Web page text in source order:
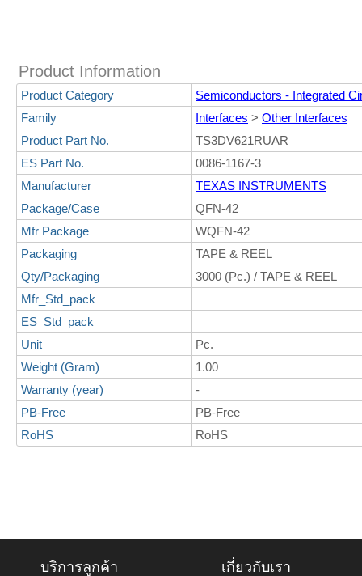
Product Information
Product Category
Semiconductors - Integrated
Family
Interfaces > Other Interfaces
Product Part No.
TS3DV621RUAR
ES Part No.
0086-1167-3
Manufacturer
TEXAS INSTRUMENTS
Package/Case
QFN-42
Mfr Package
WQFN-42
Packaging
TAPE & REEL
Qty/Packaging
3000 (Pc.) / TAPE & REEL
Mfr_Std_pack
ES_Std_pack
Unit
Pc.
Weight (Gram)
1.00
Warranty (year)
-
PB-Free
PB-Free
RoHS
RoHS
บริการลูกค้า เกี่ยวกับเรา